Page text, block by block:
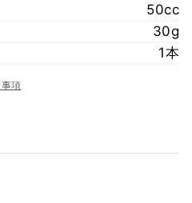
50cc
30g
1本
項